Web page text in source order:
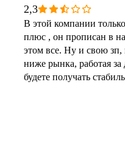
2,3
В этой компании
плюс , он прописан в
этом все. Ну и свою зп, на уровне
ниже рынка, работая
будете получать